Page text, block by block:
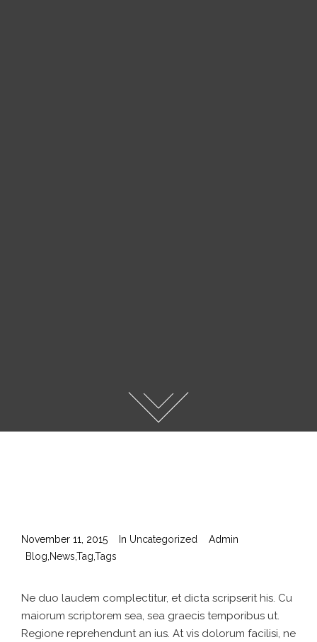
November 11, 2015 In Uncategorized
Admin
Blog NewsTagTags
Ne duo laudem complectitur, et dicta scripserit his. Cu
maiorum scriptorem sea, sea graecis temporibus ut.
Regione reprehendunt an ius. At vis dolorum facilisi, ne